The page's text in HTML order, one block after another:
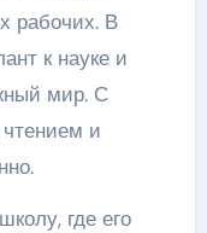
рабочих. В
к науке и
мир. С
чтением и
где его